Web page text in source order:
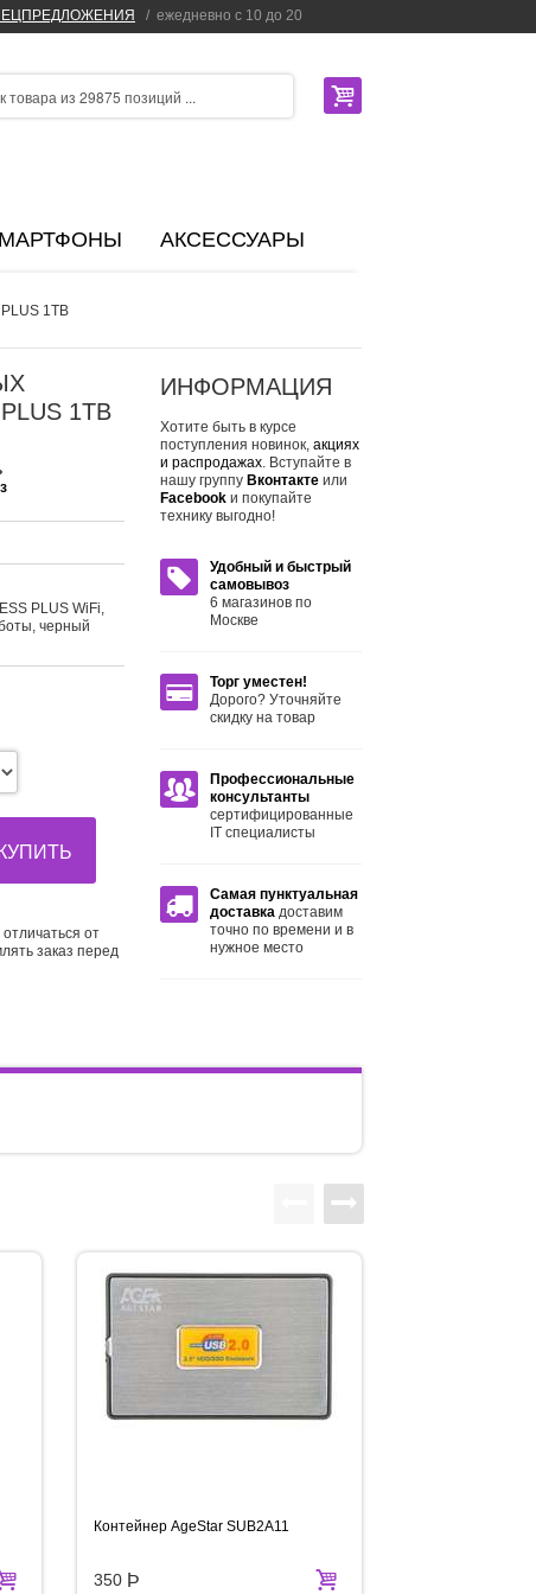
/ ежедневно с 10 до 20
АКСЕССУАРЫ
1TB
ИНФОРМАЦИЯ
Хотите быть в курсе
поступления новинок, акциях
и распродажах. Вступайте в
нашу группу Вконтакте или
Facebook и покупайте
технику выгодно!
Удобный и быстрый
самовывоз
6 магазинов по
Москве
Торг уместен!
Дорого? Уточняйте
скидку на товар
Профессиональные
консультанты
сертифицированные
IT специалисты
Самая пунктуальная
доставка доставим
точно по времени и в
нужное место
1TB
PLUS WiFi,
черный
КУПИТЬ
от
заказ перед
Контейнер AgeStar SUB2A11
350 Þ